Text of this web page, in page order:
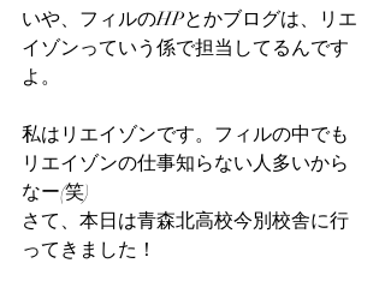
いや、フィルのHPとかブログは、リエ
イゾンっていう係で担当してるんです
よ。
私はリエイゾンです。フィルの中でも
リエイゾンの仕事知らない人多いから
なー(笑)
さて、本日は青森北高校今別校舎に行
ってきました！